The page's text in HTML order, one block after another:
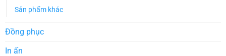
Sản phẩm khác
Đồng phục
In ấn